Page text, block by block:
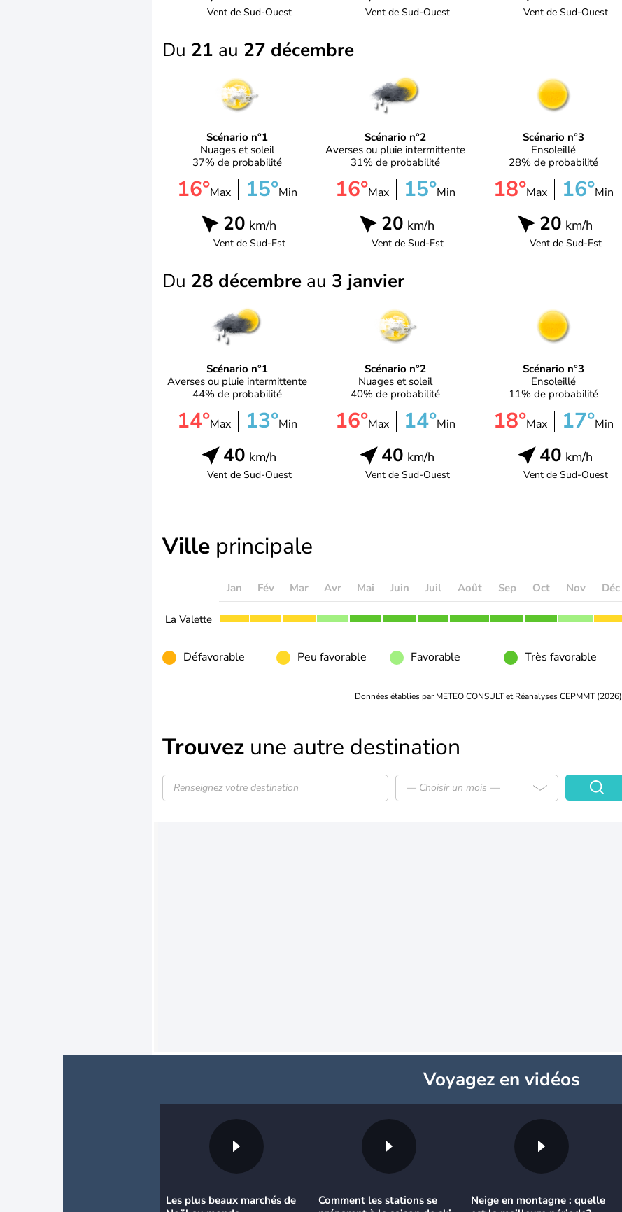
Vent deSud-Ouest Vent deSud-Ouest Vent deSud-Ouest
Du 21 au 27 décembre
Scénario n°1
Nuages et soleil
37% de probabilité
16°Max 15°Min
20 km/h
Vent deSud-Est
Scénario n°2
Averses ou pluie intermittente
31% de probabilité
16°Max 15°Min
20 km/h
Vent deSud-Est
Scénario n°3
Ensoleillé
28% de probabilité
18°Max 16°Min
20 km/h
Vent deSud-Est
Du 28 décembre au 3 janvier
Scénario n°1
Averses ou pluie intermittente
44% de probabilité
14°Max 13°Min
40 km/h
Vent deSud-Ouest
Scénario n°2
Nuages et soleil
40% de probabilité
16°Max 14°Min
40 km/h
Vent deSud-Ouest
Scénario n°3
Ensoleillé
11% de probabilité
18°Max 17°Min
40 km/h
Vent deSud-Ouest
Ville principale
Jan Fév Mar Avr Mai Juin Juil Août Sep Oct Nov Déc
La Valette
Défavorable Peu favorable Favorable Très favorable
Données établies par METEO CONSULT et Réanalyses CEPMMT (2026)
Trouvez une autre destination
— Choisir un mois —
Voyagez en vidéos
Les plus beaux marchés de
Comment les stations se
Neige en montagne : quelle